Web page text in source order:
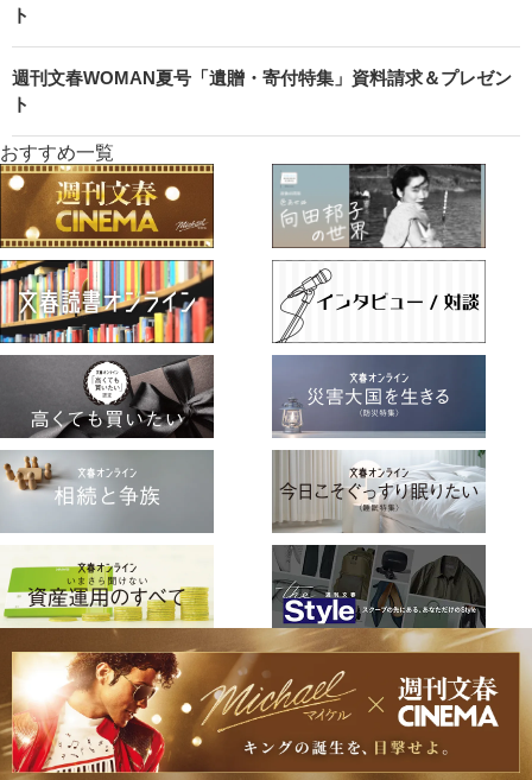
ト
週刊文春WOMAN夏号「遺贈・寄付特集」資料請求＆プレゼン
ト
おすすめ一覧